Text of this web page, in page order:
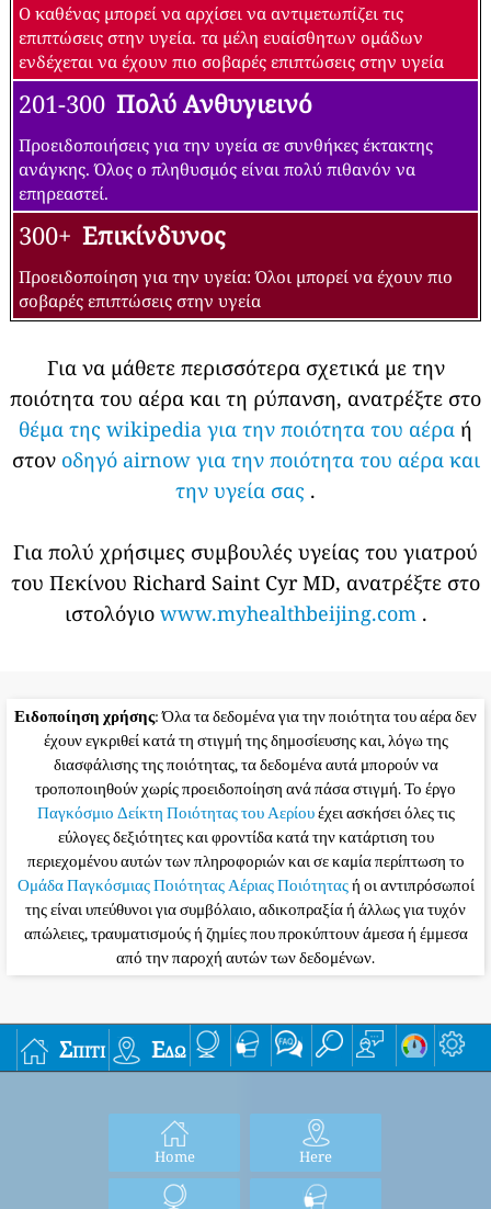
Ο καθένας μπορεί να αρχίσει να αντιμετωπίζει τις
επιπτώσεις στην υγεία. τα μέλη ευαίσθητων ομάδων
ενδέχεται να έχουν πιο σοβαρές επιπτώσεις στην υγεία
201-300 Πολύ Ανθυγιεινό
Προειδοποιήσεις για την υγεία σε συνθήκες έκτακτης
ανάγκης. Όλος ο πληθυσμός είναι πολύ πιθανόν να
επηρεαστεί.
300+ Επικίνδυνος
Προειδοποίηση για την υγεία: Όλοι μπορεί να έχουν πιο
σοβαρές επιπτώσεις στην υγεία
Για να μάθετε περισσότερα σχετικά με την
ποιότητα του αέρα και τη ρύπανση, ανατρέξτε στο
θέμα της wikipedia για την ποιότητα του αέρα ή
στον οδηγό airnow για την ποιότητα του αέρα και
την υγεία σας .
Για πολύ χρήσιμες συμβουλές υγείας του γιατρού
του Πεκίνου Richard Saint Cyr MD, ανατρέξτε στο
ιστολόγιο www.myhealthbeijing.com .
Ειδοποίηση χρήσης: Όλα τα δεδομένα για την ποιότητα του αέρα δεν
έχουν εγκριθεί κατά τη στιγμή της δημοσίευσης και, λόγω της
διασφάλισης της ποιότητας, τα δεδομένα αυτά μπορούν να
τροποποιηθούν χωρίς προειδοποίηση ανά πάσα στιγμή. Το έργο
Παγκόσμιο Δείκτη Ποιότητας του Αερίουέχει ασκήσει όλες τις
εύλογες δεξιότητες και φροντίδα κατά την κατάρτιση του
περιεχομένου αυτών των πληροφοριών και σε καμία περίπτωση το
Ομάδα Παγκόσμιας Ποιότητας Αέριας Ποιότηταςή οι αντιπρόσωποί
της είναι υπεύθυνοι για συμβόλαιο, αδικοπραξία ή άλλως για τυχόν
απώλειες, τραυματισμούς ή ζημίες που προκύπτουν άμεσα ή έμμεσα
από την παροχή αυτών των δεδομένων.
Σπίτι Εδώ
Home Here